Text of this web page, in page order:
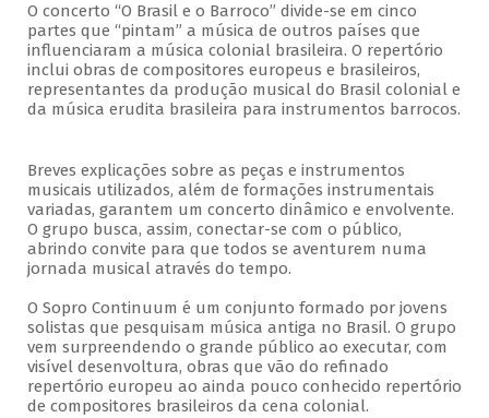
O concerto “O Brasil e o Barroco” divide-se em cinco
partes que “pintam” a música de outros países que
influenciaram a música colonial brasileira. O repertório
inclui obras de compositores europeus e brasileiros,
representantes da produção musical do Brasil colonial e
da música erudita brasileira para instrumentos barrocos.
Breves explicações sobre as peças e instrumentos
musicais utilizados, além de formações instrumentais
variadas, garantem um concerto dinâmico e envolvente.
O grupo busca, assim, conectar-se com o público,
abrindo convite para que todos se aventurem numa
jornada musical através do tempo.
O Sopro Continuum é um conjunto formado por jovens
solistas que pesquisam música antiga no Brasil. O grupo
vem surpreendendo o grande público ao executar, com
visível desenvoltura, obras que vão do refinado
repertório europeu ao ainda pouco conhecido repertório
de compositores brasileiros da cena colonial.